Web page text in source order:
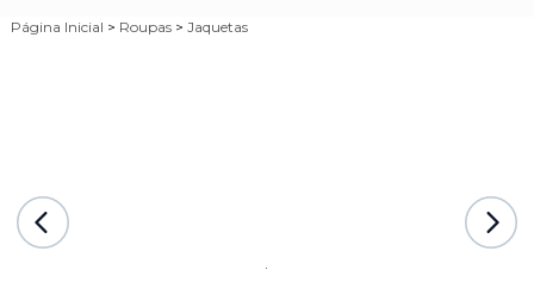
Página Inicial > Roupas > Jaquetas